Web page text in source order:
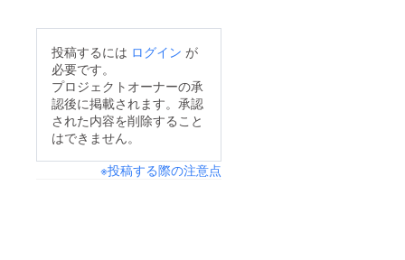
投稿するには ログイン が
必要です。
プロジェクトオーナーの承
認後に掲載されます。承認
された内容を削除すること
はできません。
※投稿する際の注意点